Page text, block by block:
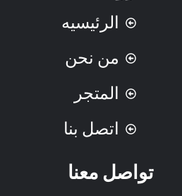
الرئيسيه
من نحن
المتجر
اتصل بنا
تواصل معنا